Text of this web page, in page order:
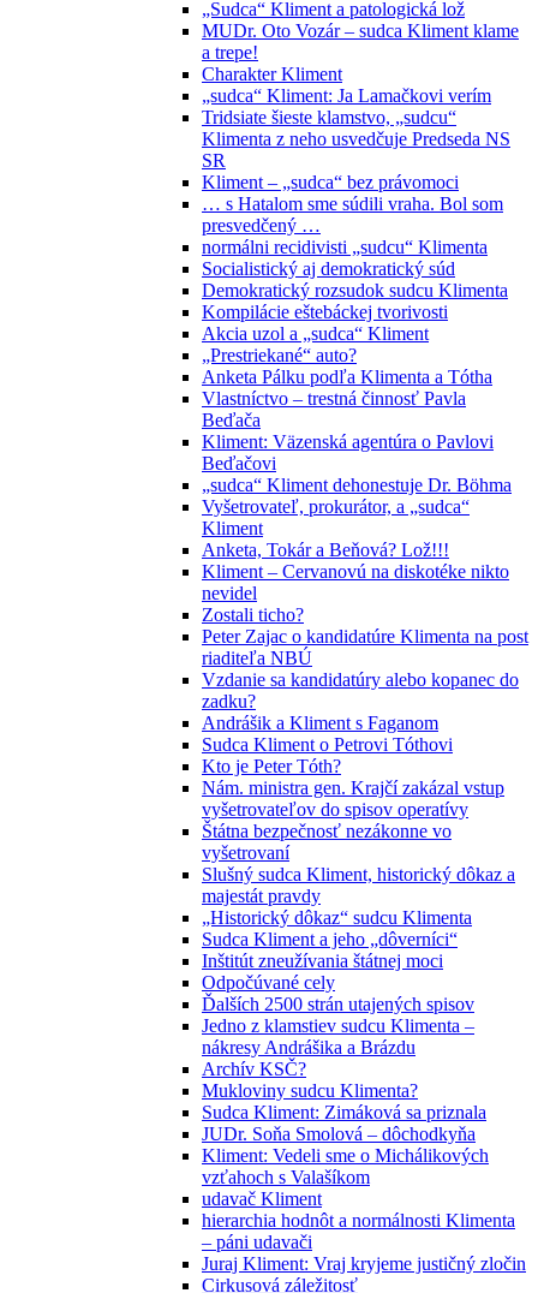
„Sudca“ Kliment a patologická lož
MUDr. Oto Vozár – sudca Kliment klame
a trepe!
Charakter Kliment
„sudca“ Kliment: Ja Lamačkovi verím
Tridsiate šieste klamstvo, „sudcu“
Klimenta z neho usvedčuje Predseda NS
SR
Kliment – „sudca“ bez právomoci
… s Hatalom sme súdili vraha. Bol som
presvedčený …
normálni recidivisti „sudcu“ Klimenta
Socialistický aj demokratický súd
Demokratický rozsudok sudcu Klimenta
Kompilácie eštebáckej tvorivosti
Akcia uzol a „sudca“ Kliment
„Prestriekané“ auto?
Anketa Pálku podľa Klimenta a Tótha
Vlastníctvo – trestná činnosť Pavla
Beďača
Kliment: Väzenská agentúra o Pavlovi
Beďačovi
„sudca“ Kliment dehonestuje Dr. Böhma
Vyšetrovateľ, prokurátor, a „sudca“
Kliment
Anketa, Tokár a Beňová? Lož!!!
Kliment – Cervanovú na diskotéke nikto
nevidel
Zostali ticho?
Peter Zajac o kandidatúre Klimenta na post
riaditeľa NBÚ
Vzdanie sa kandidatúry alebo kopanec do
zadku?
Andrášik a Kliment s Faganom
Sudca Kliment o Petrovi Tóthovi
Kto je Peter Tóth?
Nám. ministra gen. Krajčí zakázal vstup
vyšetrovateľov do spisov operatívy
Štátna bezpečnosť nezákonne vo
vyšetrovaní
Slušný sudca Kliment, historický dôkaz a
majestát pravdy
„Historický dôkaz“ sudcu Klimenta
Sudca Kliment a jeho „dôverníci“
Inštitút zneužívania štátnej moci
Odpočúvané cely
Ďalších 2500 strán utajených spisov
Jedno z klamstiev sudcu Klimenta –
nákresy Andrášika a Brázdu
Archív KSČ?
Mukloviny sudcu Klimenta?
Sudca Kliment: Zimáková sa priznala
JUDr. Soňa Smolová – dôchodkyňa
Kliment: Vedeli sme o Michálikových
vzťahoch s Valašíkom
udavač Kliment
hierarchia hodnôt a normálnosti Klimenta
– páni udavači
Juraj Kliment: Vraj kryjeme justičný zločin
Cirkusová záležitosť